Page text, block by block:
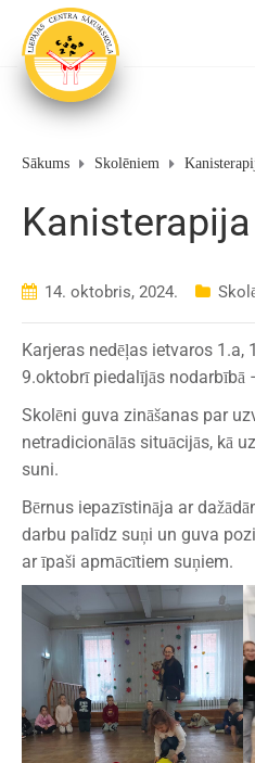
Sākums Skolēniem
Kanisterapija
14. oktobris, 2024.
Karjeras nedēļas ietvaros 1.a,
9.oktobrī piedalījās nodarbībā
Skolēni guva zināšanas par
netradicionālās situācijās, kā
suni.
Bērnus iepazīstināja ar
darbu palīdz suņi un guva
ar īpaši apmācītiem suņiem.